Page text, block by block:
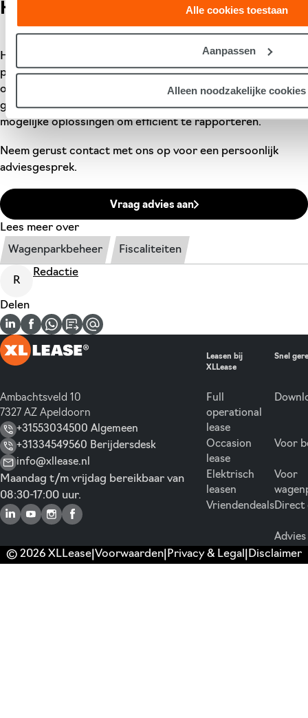
Alle cookies toestaan
Aanpassen
Alleen noodzakelijke cookies
Helder advies van XLLease
Heeft u vragen over de rapportage werkgebonden
personenmobiliteit en wat dit betekent voor uw
organisatie? De adviseurs van XLLease helpen u graag. We
geven inzicht in de gevolgen, de praktische aanpak en
mogelijke oplossingen om efficiënt te rapporteren.
Neem gerust contact met ons op voor een persoonlijk
adviesgesprek.
Vraag advies aan
Lees meer over
Wagenparkbeheer
Fiscaliteiten
R
Redactie
Delen
Ambachtsveld 10
7327 AZ Apeldoorn
+31553034500 Algemeen
+31334549560 Berijdersdesk
info@xllease.nl
Maandag t/m vrijdag bereikbaar van
08:30-17:00 uur.
Leasen bij
XLLease
Full
operational
lease
Occasion
lease
Elektrisch
leasen
Vriendendeals
Snel
Voor
Voor
Direct
© 2026 XLLease Voorwaarden Privacy & Legal Disclaimer